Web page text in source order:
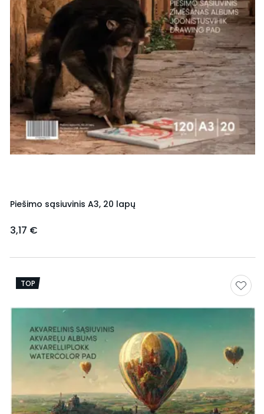
Piešimo sąsiuvinis A3, 20 lapų
3,17 €
TOP